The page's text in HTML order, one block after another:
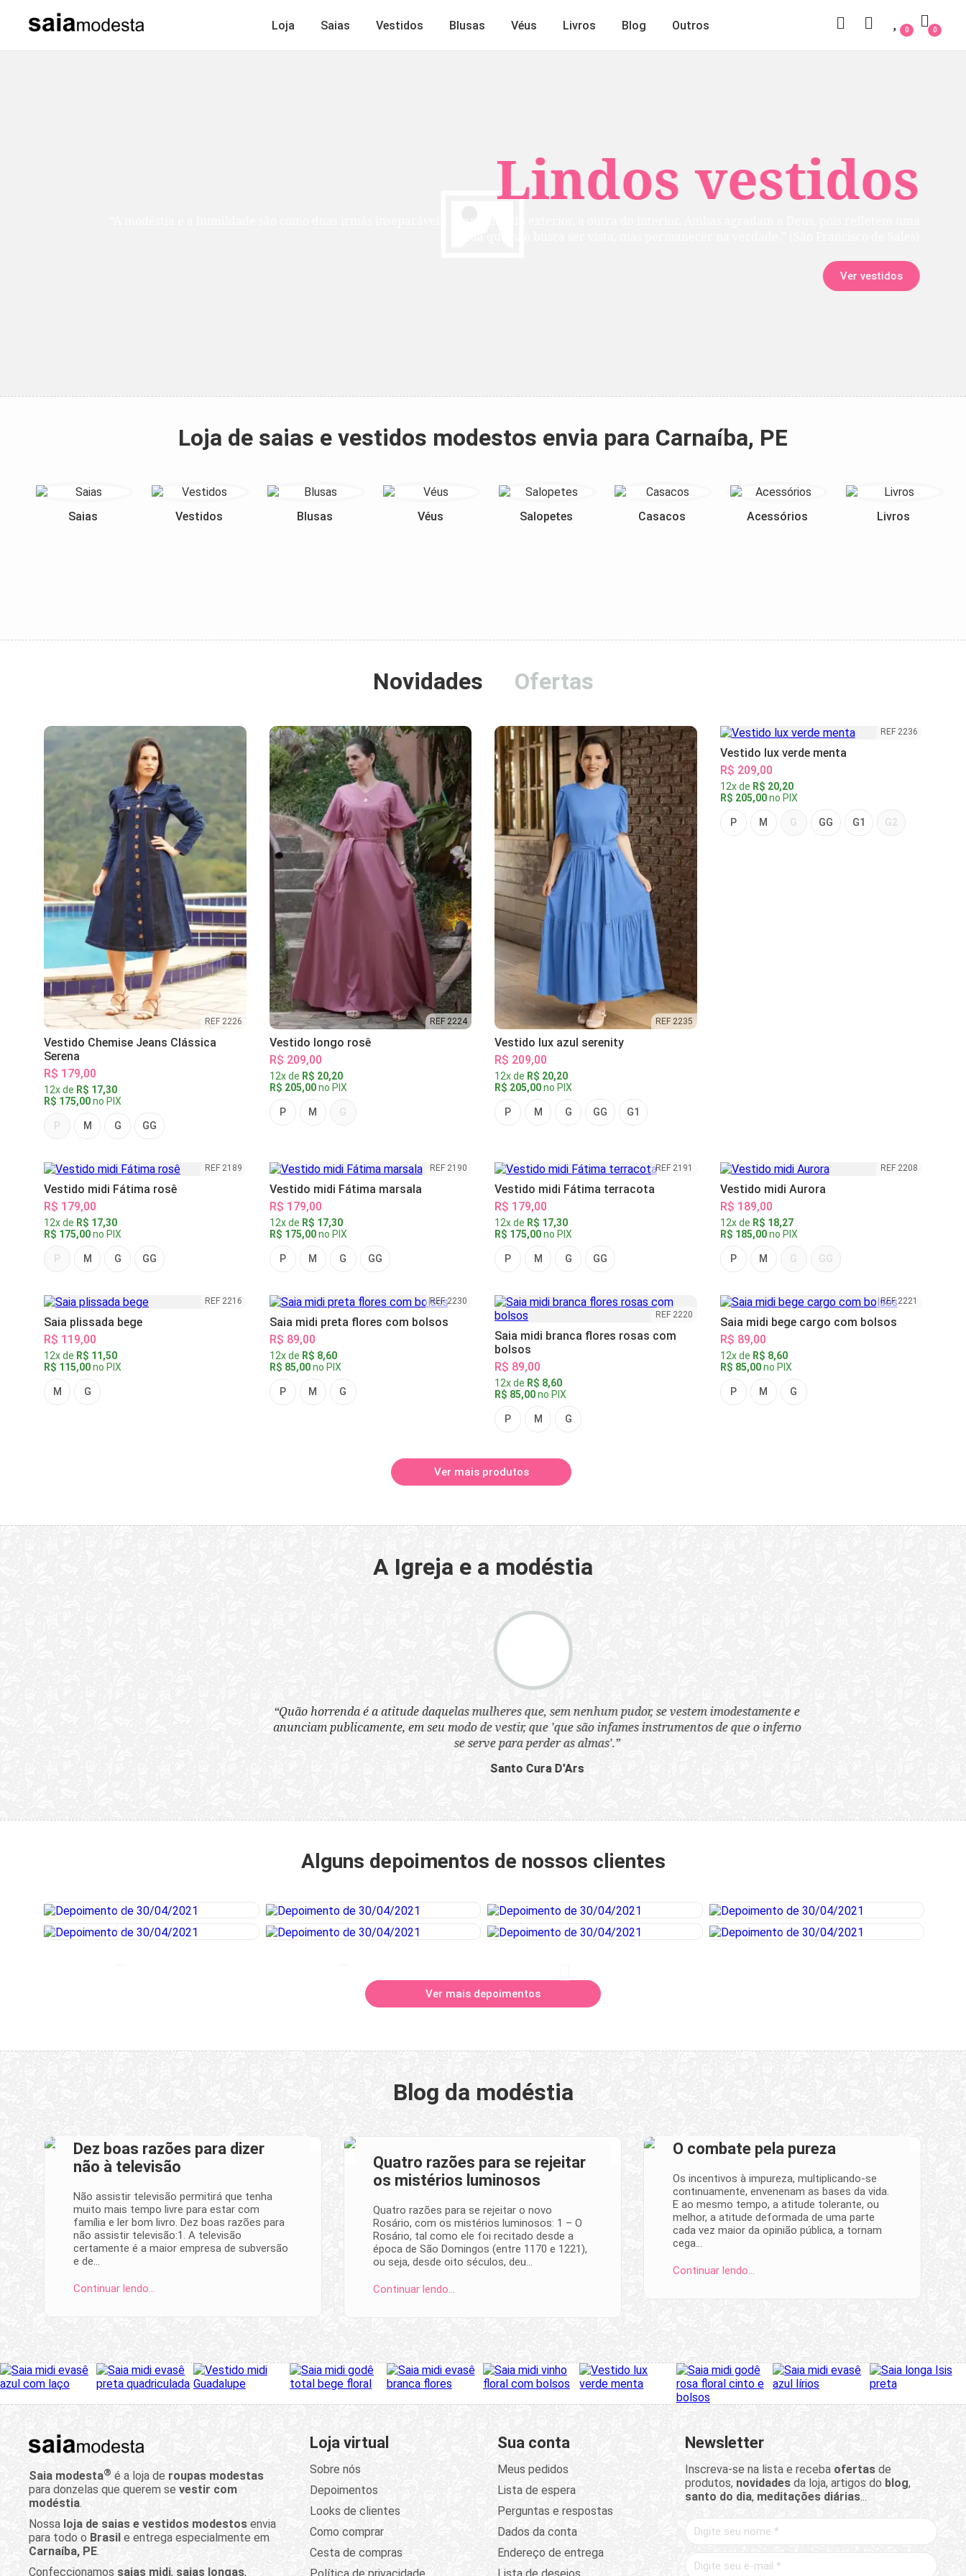
Lindos vestidos
Ver vestidos
Loja Saias Vestidos Blusas Véus Livros Blog Outros 0
0
Loja de saias e vestidos modestos envia para Carnaíba, PE
Saias Vestidos Blusas Véus Salopetes Casacos Acessórios Livros
Novidades Ofertas
REF 2226
Vestido Chemise Jeans Clássica
Serena
R$ 179,00
12x de R$ 17,30
R$ 175,00no PIX
P M G GG
REF 2224
Vestido longo rosê
R$ 209,00
12x de R$ 20,20
R$ 205,00no PIX
P M G
REF 2235
Vestido lux azul serenity
R$ 209,00
12x de R$ 20,20
R$ 205,00no PIX
P M G GG G1
REF 2236
Vestido lux verde menta
R$ 209,00
12x de R$ 20,20
R$ 205,00no PIX
P M G GG G1 G2
REF 2189
Vestido midi Fátima rosê
R$ 179,00
12x de R$ 17,30
R$ 175,00no PIX
P M G GG
REF 2190
Vestido midi Fátima marsala
R$ 179,00
12x de R$ 17,30
R$ 175,00no PIX
P M G GG
REF 2191
Vestido midi Fátima terracota
R$ 179,00
12x de R$ 17,30
R$ 175,00no PIX
P M G GG
REF 2208
Vestido midi Aurora
R$ 189,00
12x de R$ 18,27
R$ 185,00no PIX
P M G GG
REF 2216
Saia plissada bege
R$ 119,00
12x de R$ 11,50
R$ 115,00no PIX
M G
REF 2230
Saia midi preta flores com bolsos
R$ 89,00
12x de R$ 8,60
R$ 85,00no PIX
P M G
REF 2220
Saia midi branca flores rosas com
bolsos
R$ 89,00
12x de R$ 8,60
R$ 85,00no PIX
P M G
REF 2221
Saia midi bege cargo com bolsos
R$ 89,00
12x de R$ 8,60
R$ 85,00no PIX
P M G
Ver mais produtos
A Igreja e a modéstia
“Quão horrenda é a atitude daquelas mulheres que, sem nenhum pudor, se vestem imodestamente e
anunciam publicamente, em seu modo de vestir, que 'que são infames instrumentos de que o inferno
se serve para perder as almas'.”
Santo Cura D'Ars
Alguns depoimentos de nossos clientes
Ver mais depoimentos
Blog da modéstia
Dez boas razões para dizer
não à televisão
Não assistir televisão permitirá que tenha
muito mais tempo livre para estar com
família e ler bom livro. Dez boas razões para
não assistir televisão:1. A televisão
certamente é a maior empresa de subversão
e de…
Continuar lendo…
Quatro razões para se rejeitar
os mistérios luminosos
Quatro razões para se rejeitar o novo
Rosário, com os mistérios luminosos: 1 – O
Rosário, tal como ele foi recitado desde a
época de São Domingos (entre 1170 e 1221),
ou seja, desde oito séculos, deu…
Continuar lendo…
O combate pela pureza
Os incentivos à impureza, multiplicando-se
continuamente, envenenam as bases da vida.
E ao mesmo tempo, a atitude tolerante, ou
melhor, a atitude deformada de uma parte
cada vez maior da opinião pública, a tornam
cega…
Continuar lendo…
Saia modesta® é a loja de roupas modestas
para donzelas que querem se vestir com
modéstia.
Nossa loja de saias e vestidos modestos envia
para todo o Brasil e entrega especialmente em
Carnaíba, PE.
Confeccionamos saias midi, saias longas,
Loja virtual
Sobre nós
Depoimentos
Looks de clientes
Como comprar
Cesta de compras
Sua conta
Meus pedidos
Lista de espera
Perguntas e respostas
Dados da conta
Endereço de entrega
Newsletter
Inscreva-se na lista e receba ofertasde
produtos, novidadesda loja, artigos do blog,
santo do dia, meditações diárias...